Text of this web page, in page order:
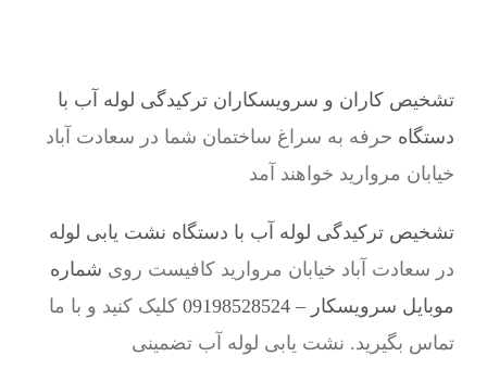
تشخیص کاران و سرویسکاران ترکیدگی لوله آب با
دستگاه حرفه به سراغ ساختمان شما در سعادت آباد
خیابان مروارید خواهند آمد
تشخیص ترکیدگی لوله آب با دستگاه نشت یابی لوله
در سعادت آباد خیابان مروارید کافیست روی شماره
موبایل سرویسکار – 09198528524
کلیک کنید و با ما
تماس بگیرید. نشت یابی لوله آب تضمینی